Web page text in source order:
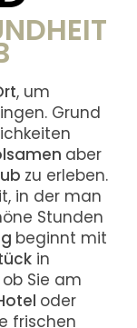
I
, um
Grund
aber
zu erleben.
in der man
Stunden
beginnt mit
in
Sie am
oder
frischen